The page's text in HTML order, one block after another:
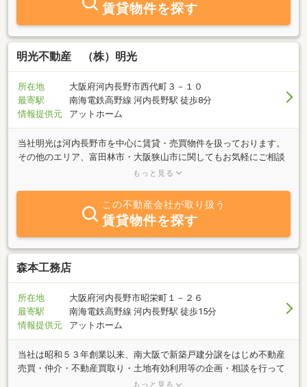
賃貸物件を探す
明光不動産 （株）明光
所在地
大阪府河内長野市西代町３－１０
最寄駅
南海電鉄高野線 河内長野駅 徒歩8分
情報提供元
アットホーム
当社明光は河内長野市を中心に賃貸・売買物件を扱っております。
その他のエリア、富田林市・大阪狭山市に関してもお気軽にご相談
下さい。どんな些細な事でも丁寧に全力でお手伝いさせて頂きます
もっと見る
この不動産会社が取り扱う
賃貸物件を探す
森本工務店
所在地
大阪府河内長野市昭栄町１－２６
最寄駅
南海電鉄高野線 河内長野駅 徒歩15分
情報提供元
アットホーム
当社は昭和５３年創業以来、南大阪で新築戸建分譲をはじめ不動産
売買・仲介・不動産買取り・土地有効利用等の企画・相談を行って
います。建築では一戸建・店舗・事務所の新築から注文住宅、増改
もっと見る